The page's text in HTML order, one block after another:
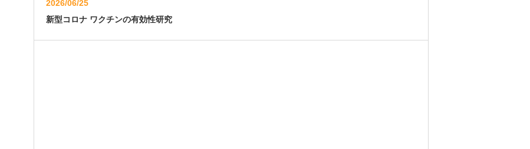
2026/06/25
新型コロナ ワクチンの有効性研究